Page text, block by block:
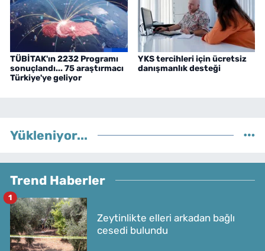
TÜBİTAK'ın 2232 Programı
sonuçlandı... 75 araştırmacı
Türkiye'ye geliyor
YKS tercihleri için ücretsiz
danışmanlık desteği
Yükleniyor...
Trend Haberler
Zeytinlikte elleri arkadan bağlı
cesedi bulundu
1